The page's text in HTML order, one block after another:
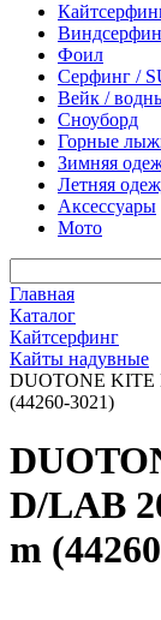
Фоил
Серфинг /
Вейк /
Сноуборд
Горные
Зимняя
Летняя
Аксессуары
Мото
Главная
Каталог
Кайтсерфинг
Кайты надувные
DUOTONE KITE
(44260-3021)
D/LAB
m